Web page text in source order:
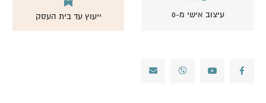
ייעוץ עד בית העסק עיצוב אישי מ-0